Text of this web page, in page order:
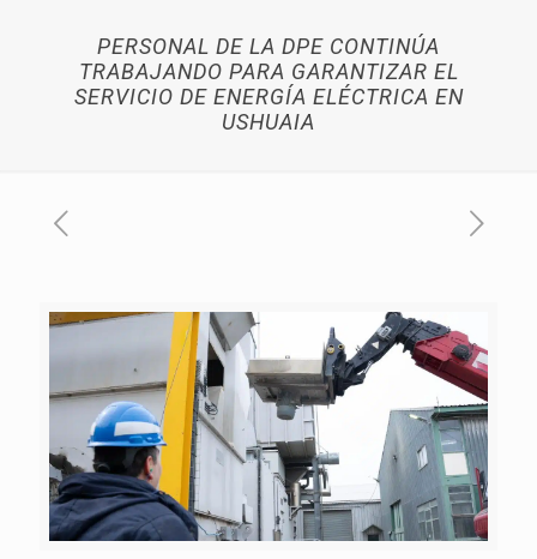
PERSONAL DE LA DPE CONTINÚA
TRABAJANDO PARA GARANTIZAR EL
SERVICIO DE ENERGÍA ELÉCTRICA EN
USHUAIA